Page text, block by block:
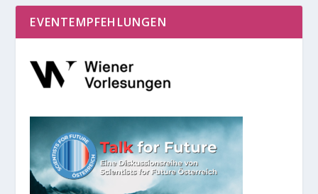
EVENTEMPFEHLUNGEN